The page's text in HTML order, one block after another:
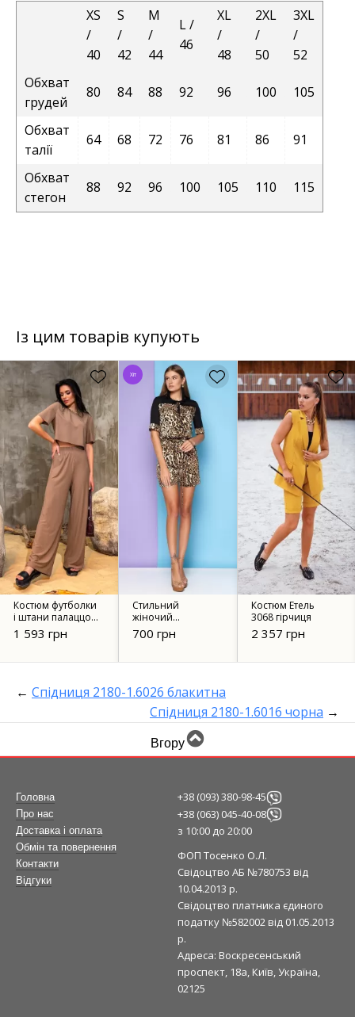
XS
/
40
S
/
42
M
/
44
L /
46
XL
/
48
2XL
/
50
3XL
/
52
Обхват
грудей
80 84 88 92 96 100 105
Обхват
талії
64 68 72 76 81 86 91
Обхват
стегон
88 92 96 100 105 110 115
Із цим товарів купують
Костюм футболки
і штани палаццо з
трикотаж 3194
1 593 грн
Хіт
Стильний
жіночий
комбінезон Томі
коричневий
700 грн
Костюм Етель
3068 гірчиця
2 357 грн
← Спідниця 2180-1.6026 блакитна
Спідниця 2180-1.6016 чорна →
Вгору
Головна
Про нас
Доставка і оплата
Обмін та повернення
Контакти
Відгуки
+38 (093) 380-98-45
+38 (063) 045-40-08
з 10:00 до 20:00
ФОП Тосенко О.Л.
Свідоцтво АБ №780753 від
10.04.2013 р.
Свідоцтво платника єдиного
податку №582002 від 01.05.2013
р.
Адреса: Воскресенський
проспект, 18а, Київ, Україна,
02125